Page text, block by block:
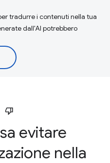
tradurre i contenuti nella tua
dall'AI potrebbero
evitare
nella